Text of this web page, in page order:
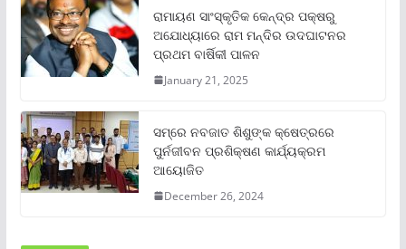
ରାମାୟଣ ସାଂସ୍କୃତିକ କେନ୍ଦ୍ର ପକ୍ଷରୁ
ଅଯୋଧ୍ୟାରେ ରାମ ମନ୍ଦିର ଉଦଘାଟନର
ପ୍ରଥମ ବାର୍ଷିକୀ ପାଳନ
January 21, 2025
ସମ୍‌ରେ ନବଜାତ ଶିଶୁଙ୍କ କ୍ଷେତ୍ରରେ
ପୁର୍ନଜୀବନ ପ୍ରଶିକ୍ଷଣ କାର୍ଯ୍ୟକ୍ରମ
ଆୟୋଜିତ
December 26, 2024